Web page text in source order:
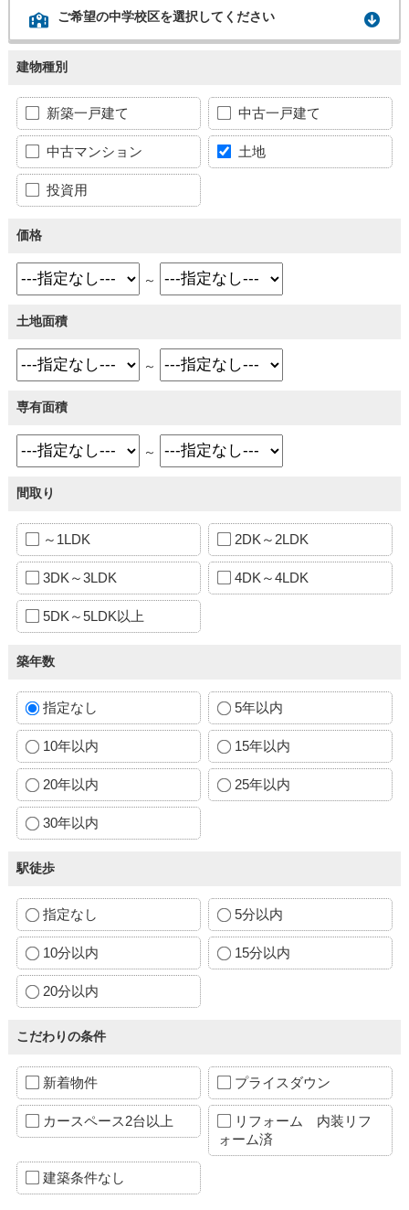
ご希望の中学校区を選択してください
建物種別
新築一戸建て 中古一戸建て
中古マンション 土地
投資用
価格
～
土地面積
～
専有面積
～
間取り
～1LDK 2DK～2LDK
3DK～3LDK 4DK～4LDK
5DK～5LDK以上
築年数
指定なし 5年以内
10年以内 15年以内
20年以内 25年以内
30年以内
駅徒歩
指定なし 5分以内
10分以内 15分以内
20分以内
こだわりの条件
新着物件 プライスダウン
カースペース2台以上
リフォーム 内装リフ
ォーム済
建築条件なし